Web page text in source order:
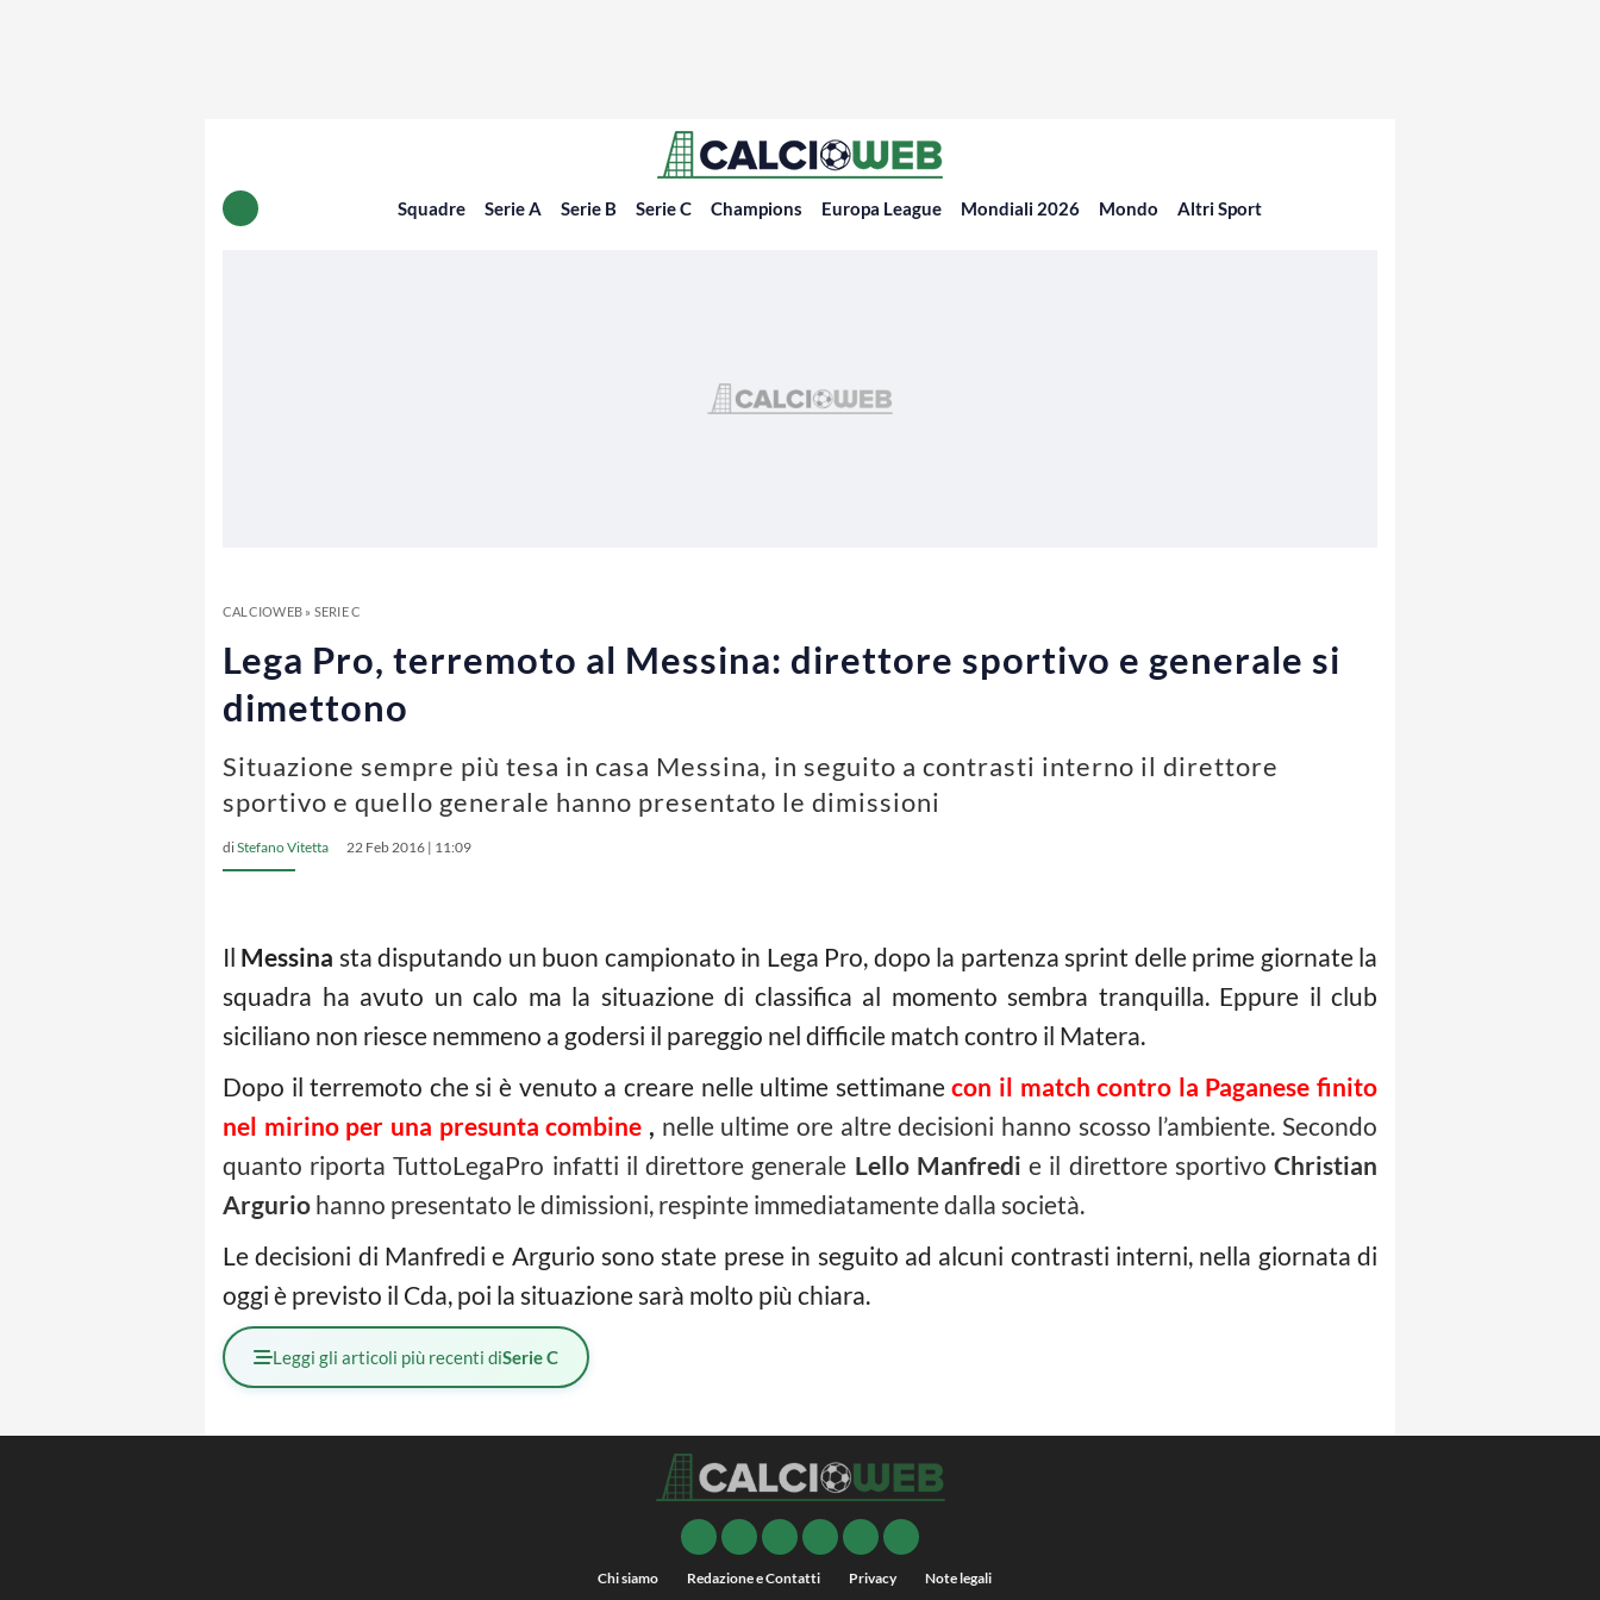
Squadre Serie A Serie B Serie C Champions Europa League Mondiali 2026 Mondo Altri Sport
CALCIOWEB» SERIE C
Lega Pro, terremoto al Messina: direttore sportivo e generale si
dimettono
Situazione sempre più tesa in casa Messina, in seguito a contrasti interno il direttore
sportivo e quello generale hanno presentato le dimissioni
diStefano Vitetta 22 Feb 2016 | 11:09
Il Messina sta disputando un buon campionato in Lega Pro, dopo la partenza sprint delle prime giornate la
squadra ha avuto un calo ma la situazione di classifica al momento sembra tranquilla. Eppure il club
siciliano non riesce nemmeno a godersi il pareggio nel difficile match contro il Matera.
Dopo il terremoto che si è venuto a creare nelle ultime settimane con il match contro la Paganese finito
nel mirino per una presunta combine , nelle ultime ore altre decisioni hanno scosso l’ambiente. Secondo
quanto riporta TuttoLegaPro infatti il direttore generale Lello Manfredi e il direttore sportivoChristian
Argurio hanno presentato le dimissioni, respinte immediatamente dalla società.
Le decisioni di Manfredi e Argurio sono state prese in seguito ad alcuni contrasti interni, nella giornata di
oggi è previsto il Cda, poi la situazione sarà molto più chiara.
Leggi gli articoli più recenti diSerie C
Chi siamo Redazione e Contatti Privacy Note legali